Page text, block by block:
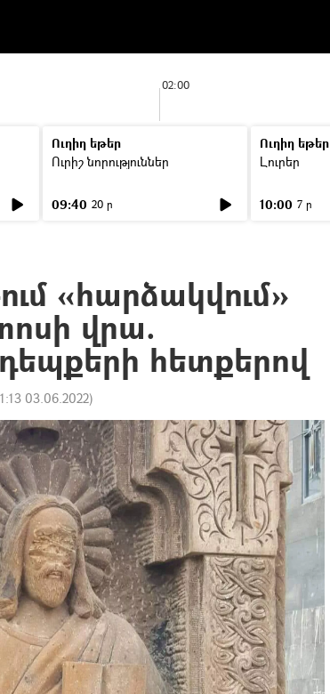
02:00
Ուղիղ եթեր
Ուրիշ նորություններ
09:40 20 ր
Ուղիղ եթեր
Լուրեր
10:00 7 ր
«հարձակվում»
վրա.
հետքերով
03.06.2022)